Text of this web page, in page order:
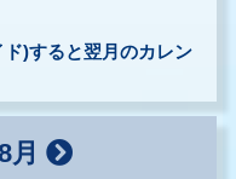
)すると翌月のカレン
月